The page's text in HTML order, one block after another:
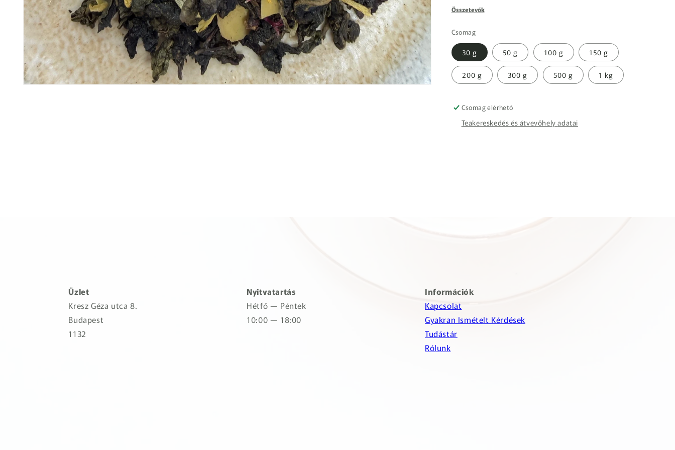
Összetevők
Csomag
30 g 50 g 100 g 150 g
200 g 300 g 500 g 1 kg
Csomag elérhető
Teakereskedés és átvevőhely adatai
Üzlet
Kresz Géza utca 8.
Budapest
1132
Nyitvatartás
Hétfő — Péntek
10:00 — 18:00
Információk
Kapcsolat
Gyakran Ismételt Kérdések
Tudástár
Rólunk